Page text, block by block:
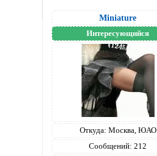
Miniature
Интересующийся
Откуда: Москва, ЮАО
Сообщений: 212